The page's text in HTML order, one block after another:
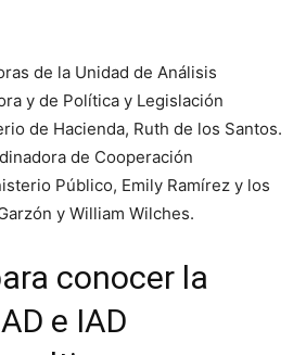
de la Unidad de Análisis
y de Política y Legislación
de Hacienda, Ruth de los Santos.
de Cooperación
Público, Emily Ramírez y los
y William Wilches.
conocer la
e IAD